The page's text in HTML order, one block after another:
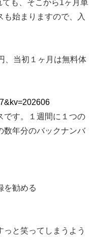
も、そこから1ヶ月単
も始まりますので、入
、当初１ヶ月は無料体
です。１週間に１つの
数年分のバックナンバ
を勧める
と笑ってしまうよう